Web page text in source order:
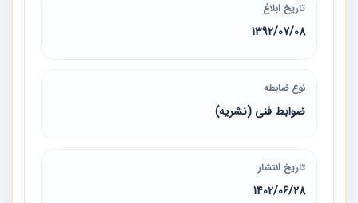
تاریخ ابلاغ
1392/07/08
نوع ضابطه
ضوابط فنی (نشریه)
تاریخ انتشار
1402/06/28